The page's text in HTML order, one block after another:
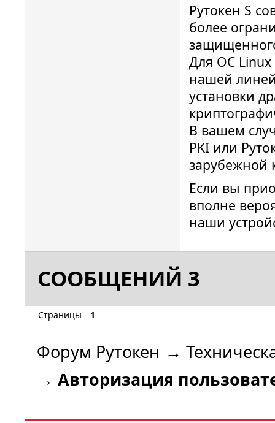
Рутокен S
более
Для ОС Linux
нашей
установки
В вашем
PKI или
зарубежной
Если вы
вполне
наши
СООБЩЕНИЙ 3
Страницы 1
Форум Рутокен →
→ Авторизация